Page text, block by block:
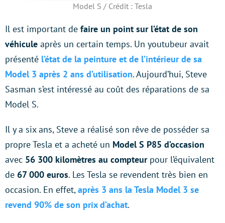
Model S / Crédit : Tesla
Il est important de faire un point sur l’état de son
véhicule après un certain temps. Un youtubeur avait
présenté l’état de la peinture et de l’intérieur de sa
Model 3 après 2 ans d’utilisation. Aujourd’hui, Steve
Sasman s’est intéressé au coût des réparations de sa
Model S.
Il y a six ans, Steve a réalisé son rêve de posséder sa
propre Tesla et a acheté un Model S P85 d’occasion
avec 56 300 kilomètres au compteurpour l’équivalent
de 67 000 euros. Les Tesla se revendent très bien en
occasion. En effet,après 3 ans la Tesla Model 3 se
revend 90% de son prix d’achat.